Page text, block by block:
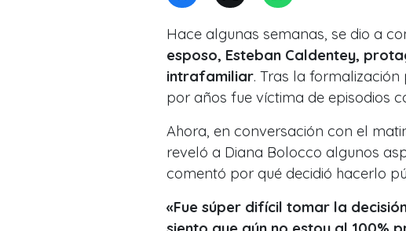
Hace algunas semanas, se dio a
esposo, Esteban Caldentey,
intrafamiliar. Tras la
por años fue víctima de episodios
Ahora, en conversación con el
reveló a Diana Bolocco algunos
comentó por qué decidió hacerlo
«Fue súper difícil tomar la